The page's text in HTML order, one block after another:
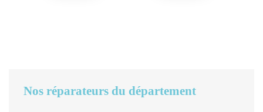
Nos réparateurs du département